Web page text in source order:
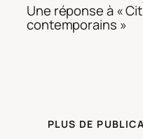
Une réponse à «
contemporains »
PLUS DE